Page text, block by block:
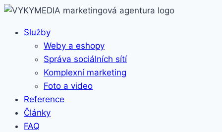
Služby
Weby a eshopy
Správa sociálních sítí
Komplexní marketing
Foto a video
Reference
Články
FAQ